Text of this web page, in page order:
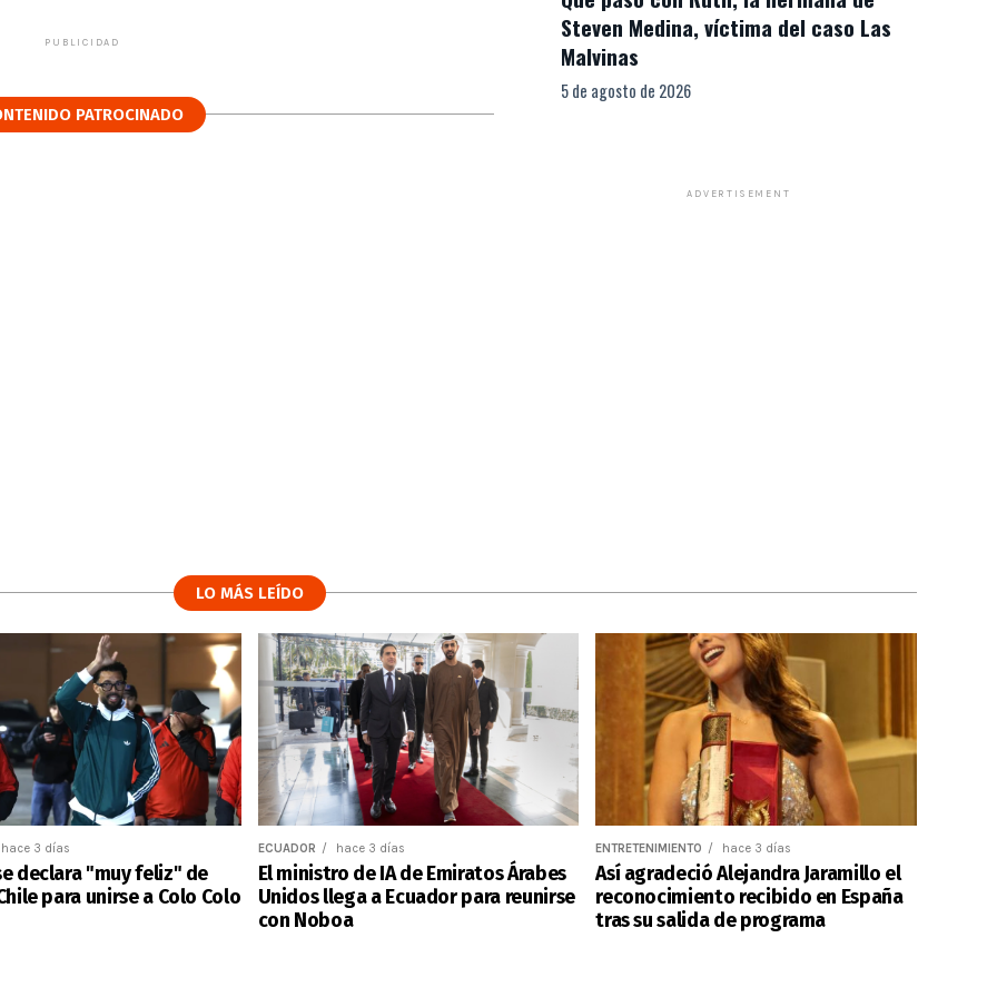
PUBLICIDAD
PATROCINADO
Steven Medina, víctima del caso Las
Malvinas
5 de agosto de 2026
ADVERTISEMENT
LO MÁS LEÍDO
3 días
declara "muy feliz" de
para unirse a Colo Colo
ECUADOR hace 3 días
El ministro de IA de Emiratos Árabes
Unidos llega a Ecuador para reunirse
con Noboa
ENTRETENIMIENTO hace 3 días
Así agradeció Alejandra Jaramillo el
reconocimiento recibido en España
tras su salida de programa